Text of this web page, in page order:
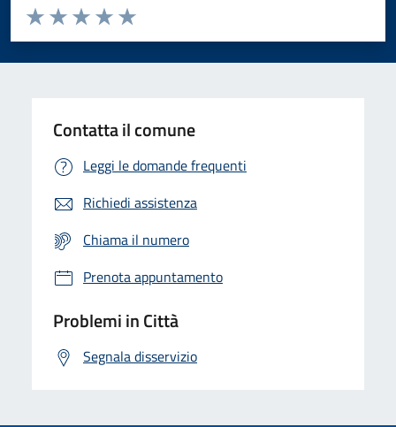
Domanda
Valuta da 1 a 5 stelle la pagina
Valuta 5 stelle su 5
Valuta 4 stelle su 5
Valuta 3 stelle su 5
Valuta 2 stelle su 5
Valuta 1 stelle su 5
Contatta il comune
Leggi le domande frequenti
Richiedi assistenza
Chiama il numero
Prenota appuntamento
Problemi in Città
Segnala disservizio